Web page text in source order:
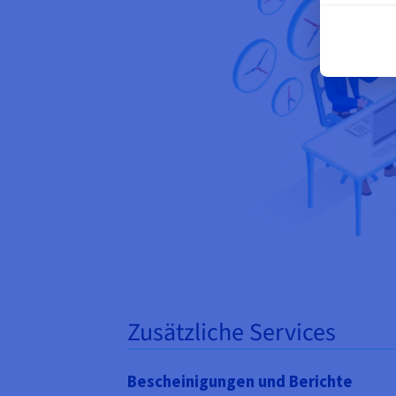
Zusätzliche Services
Bescheinigungen und Berichte